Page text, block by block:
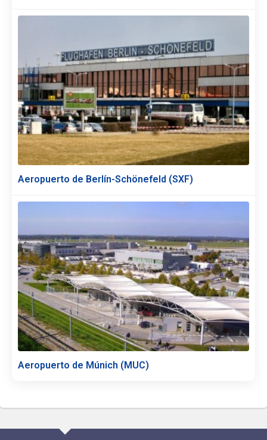
Aeropuerto de Berlín-Schönefeld (SXF)
Aeropuerto de Múnich (MUC)